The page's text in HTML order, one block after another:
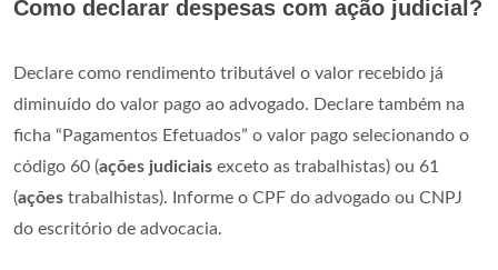
Como declarar despesas com ação judicial?
Declare como rendimento tributável o valor recebido já
diminuído do valor pago ao advogado. Declare também na
ficha “Pagamentos Efetuados” o valor pago selecionando o
código 60 (ações judiciais exceto as trabalhistas) ou 61
(ações trabalhistas). Informe o CPF do advogado ou CNPJ
do escritório de advocacia.